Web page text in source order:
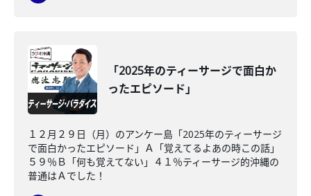
「2025年のティーサージで面白か
ったエピソード」
１２月２９日（月）のアンケー島「2025年のティーサージ
で面白かったエピソード」Ａ「覚えてるよあの時この話」
５９％Ｂ「何も覚えてない」４１％ティーサージ的沖縄の
普通はＡでした！